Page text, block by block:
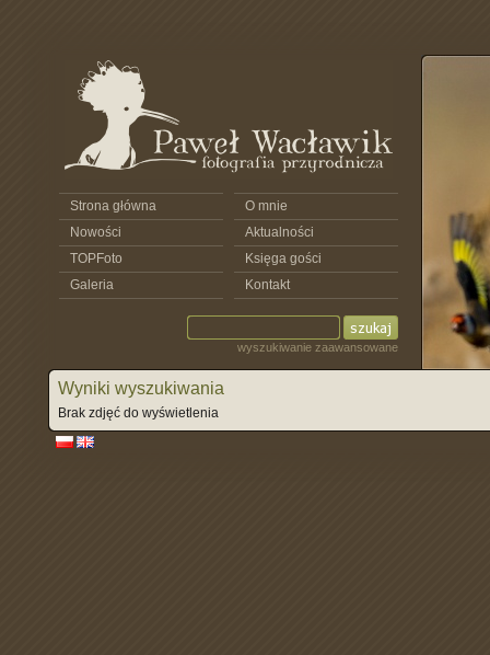
Strona główna
Nowości
TOPFoto
Galeria
O mnie
Aktualności
Księga gości
Kontakt
wyszukiwanie zaawansowane
Wyniki wyszukiwania
Brak zdjęć do wyświetlenia